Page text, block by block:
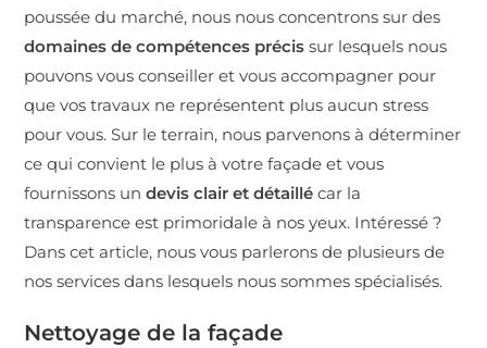
poussée du marché, nous nous concentrons sur des
domaines de compétences précis sur lesquels nous
pouvons vous conseiller et vous accompagner pour
que vos travaux ne représentent plus aucun stress
pour vous. Sur le terrain, nous parvenons à déterminer
ce qui convient le plus à votre façade et vous
fournissons undevis clair et détaillé car la
transparence est primoridale à nos yeux. Intéressé ?
Dans cet article, nous vous parlerons de plusieurs de
nos services dans lesquels nous sommes spécialisés.
Nettoyage de la façade